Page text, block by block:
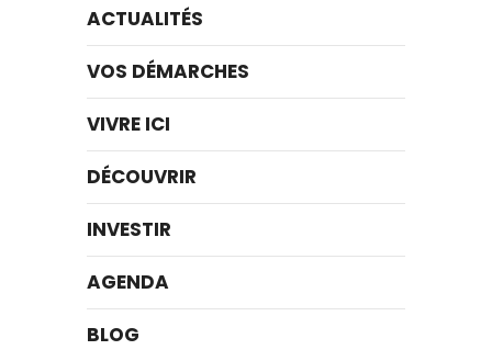
ACTUALITÉS
VOS DÉMARCHES
VIVRE ICI
DÉCOUVRIR
INVESTIR
AGENDA
BLOG